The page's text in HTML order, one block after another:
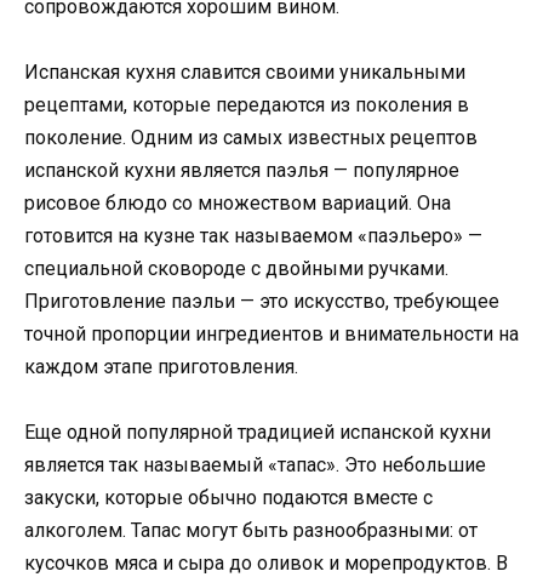
сопровождаются хорошим вином.
Испанская кухня славится своими уникальными
рецептами, которые передаются из поколения в
поколение. Одним из самых известных рецептов
испанской кухни является паэлья — популярное
рисовое блюдо со множеством вариаций. Она
готовится на кузне так называемом «паэльеро» —
специальной сковороде с двойными ручками.
Приготовление паэльи — это искусство, требующее
точной пропорции ингредиентов и внимательности на
каждом этапе приготовления.
Еще одной популярной традицией испанской кухни
является так называемый «тапас». Это небольшие
закуски, которые обычно подаются вместе с
алкоголем. Тапас могут быть разнообразными: от
кусочков мяса и сыра до оливок и морепродуктов. В